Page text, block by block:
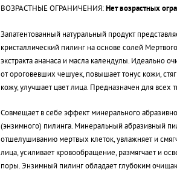
ВОЗРАСТНЫЕ ОГРАНИЧЕНИЯ: Нет возрастных
Запатентованный натуральный продукт
кристаллический пилинг на основе солей
экстракта ананаса и масла календулы. Идеально
от ороговевших чешуек, повышает тонус кожи,
кожу, улучшает цвет лица. Предназначен для всех
Совмещает в себе эффект минерального
(энзимного) пилинга. Минеральный абразивный
отшелушиванию мертвых клеток, увлажняет и
лица, усиливает кровообращение, размягчает и
поры. Энзимный пилинг обладает глубоким